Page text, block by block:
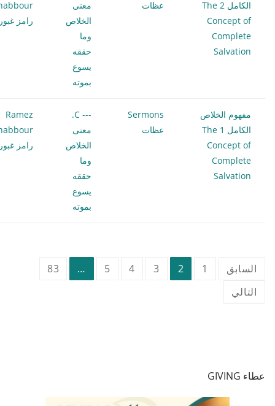
الكامل 2 The
Concept of
Complete
Salvation
عظات
معنى
الخلاص
وما
حققه
يسوع
بموته
رامز
مفهوم الخلاص
الكامل 1 The
Concept of
Complete
Salvation
Sermons
عظات
--- C.
معنى
الخلاص
وما
حققه
يسوع
بموته
Ramez
رامز
تعدد
صفحات
السابق 1
2
3
4
5
…
83
التالي
عطاء GIVING